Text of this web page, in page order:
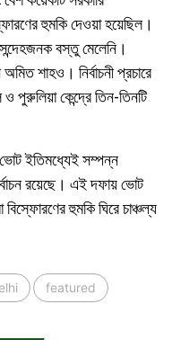
হুমকি দেওয়া হয়েছিল।
বস্তু মেলেনি।
শাহও। নির্বাচনী প্রচারে
পুরুলিয়া কেন্দ্রে তিন-তিনটি
ইতিমধ্যেই সম্পন্ন
রয়েছে। এই দফায় ভোট
হুমকি ঘিরে চাঞ্চল্য
featured